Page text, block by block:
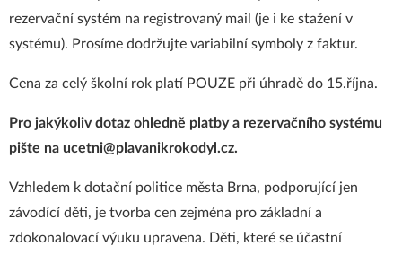
rezervační systém na registrovaný mail (je i ke stažení v
systému). Prosíme dodržujte variabilní symboly z faktur.
Cena za celý školní rok platí POUZE při úhradě do 15.října.
Pro jakýkoliv dotaz ohledně platby a rezervačního systému
pište na ucetni@plavanikrokodyl.cz.
Vzhledem k dotační politice města Brna, podporující jen
závodící děti, je tvorba cen zejména pro základní a
zdokonalovací výuku upravena. Děti, které se účastní